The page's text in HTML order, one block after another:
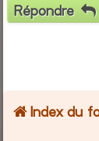
Répondre
Index du